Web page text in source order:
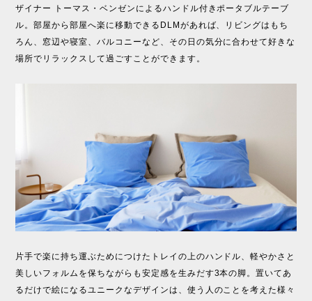
ザイナー トーマス・ベンゼンによるハンドル付きポータブルテーブ
ル。部屋から部屋へ楽に移動できるDLMがあれば、リビングはもち
ろん、窓辺や寝室、バルコニーなど、その日の気分に合わせて好きな
場所でリラックスして過ごすことができます。
片手で楽に持ち運ぶためにつけたトレイの上のハンドル、軽やかさと
美しいフォルムを保ちながらも安定感を生みだす3本の脚。置いてあ
るだけで絵になるユニークなデザインは、使う人のことを考えた様々